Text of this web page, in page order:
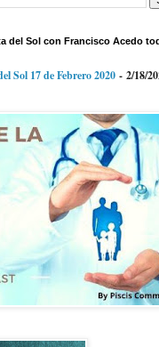
del Sol con Francisco Acedo
Sol 17 de Febrero 2020 - 2/18/